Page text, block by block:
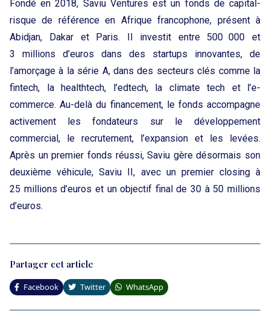
Fondé en 2018, Saviu Ventures est un fonds de capital-
risque de référence en Afrique francophone, présent à
Abidjan, Dakar et Paris. Il investit entre 500 000 et
3 millions d’euros dans des startups innovantes, de
l’amorçage à la série A, dans des secteurs clés comme la
fintech, la healthtech, l’edtech, la climate tech et l’e-
commerce. Au-delà du financement, le fonds accompagne
activement les fondateurs sur le développement
commercial, le recrutement, l’expansion et les levées.
Après un premier fonds réussi, Saviu gère désormais son
deuxième véhicule, Saviu II, avec un premier closing à
25 millions d’euros et un objectif final de 30 à 50 millions
d’euros.
Partager cet article
Facebook Twitter WhatsApp